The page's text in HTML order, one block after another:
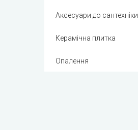
Аксесуари до сантехніки
Керамічна плитка
Опалення